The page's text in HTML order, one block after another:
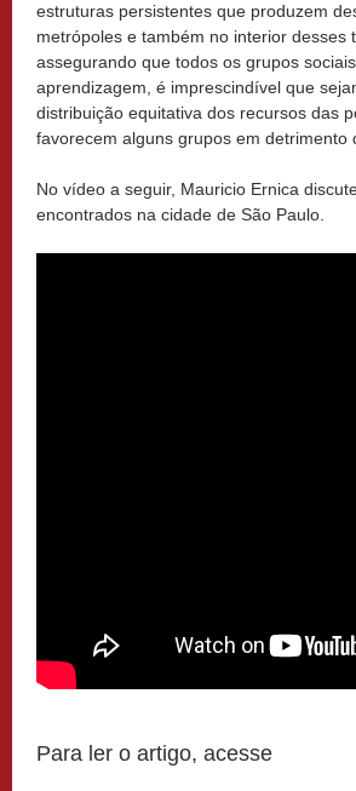
estruturas persistentes que produzem
metrópoles e também no interior
assegurando que todos os grupos
aprendizagem, é imprescindível que
distribuição equitativa dos recursos das
favorecem alguns grupos em detrimento
No vídeo a seguir, Mauricio Ernica
encontrados na cidade de São Paulo.
Para ler o artigo, acesse